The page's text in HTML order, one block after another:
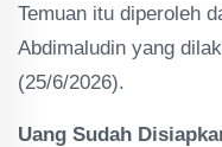
Temuan itu diperoleh
Abdimaludin yang
(25/6/2026).
Uang Sudah